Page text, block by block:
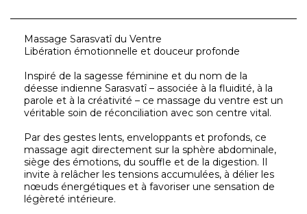
Massage Sarasvatî du Ventre
Libération émotionnelle et douceur profonde
Inspiré de la sagesse féminine et du nom de la
déesse indienne Sarasvatî – associée à la fluidité, à la
parole et à la créativité – ce massage du ventre est un
véritable soin de réconciliation avec son centre vital.
Par des gestes lents, enveloppants et profonds, ce
massage agit directement sur la sphère abdominale,
siège des émotions, du souffle et de la digestion. Il
invite à relâcher les tensions accumulées, à délier les
nœuds énergétiques et à favoriser une sensation de
légèreté intérieure.